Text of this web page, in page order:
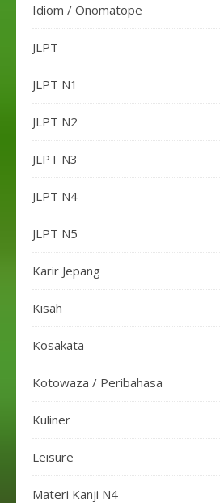
Idiom / Onomatope
JLPT
JLPT N1
JLPT N2
JLPT N3
JLPT N4
JLPT N5
Karir Jepang
Kisah
Kosakata
Kotowaza / Peribahasa
Kuliner
Leisure
Materi Kanji N4